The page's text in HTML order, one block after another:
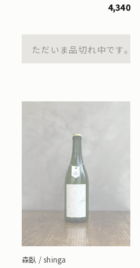
4,340
ただいま品切れ中です。
森臥 / shinga